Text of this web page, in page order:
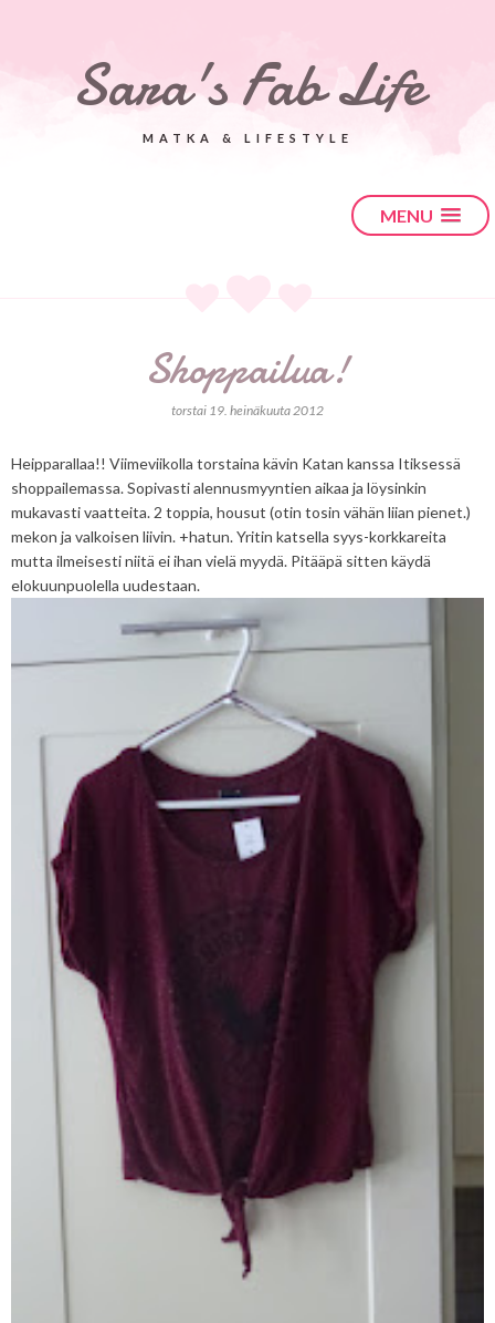
Sara's Fab Life
MATKA & LIFESTYLE
MENU
Shoppailua!
torstai 19. heinäkuuta 2012
Heipparallaa!! Viimeviikolla torstaina kävin Katan kanssa Itiksessä
shoppailemassa. Sopivasti alennusmyyntien aikaa ja löysinkin
mukavasti vaatteita. 2 toppia, housut (otin tosin vähän liian pienet.)
mekon ja valkoisen liivin. +hatun. Yritin katsella syys-korkkareita
mutta ilmeisesti niitä ei ihan vielä myydä. Pitääpä sitten käydä
elokuunpuolella uudestaan.